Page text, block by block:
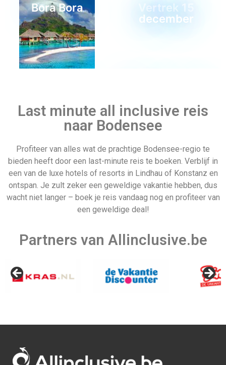
Bora Bora
Vertrek 15
december
Frankrijk Vertrek datum
Indonesië
Last minute all inclusive reis
naar Bodensee
Profiteer van alles wat de prachtige Bodensee-regio te
bieden heeft door een last-minute reis te boeken. Verblijf in
een van de luxe hotels of resorts in Lindhau of Konstanz en
ontspan. Je zult zeker een geweldige vakantie hebben, dus
wacht niet langer – boek je reis vandaag nog en profiteer van
een geweldige deal!
Partners van Allinclusive.be